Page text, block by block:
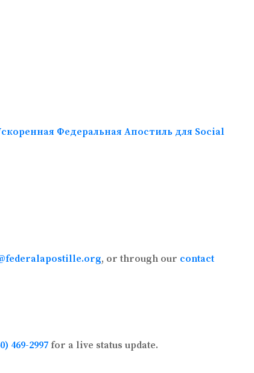
Федеральная Апостиль для Social
, or through our contact
469-2997 for a live status update.